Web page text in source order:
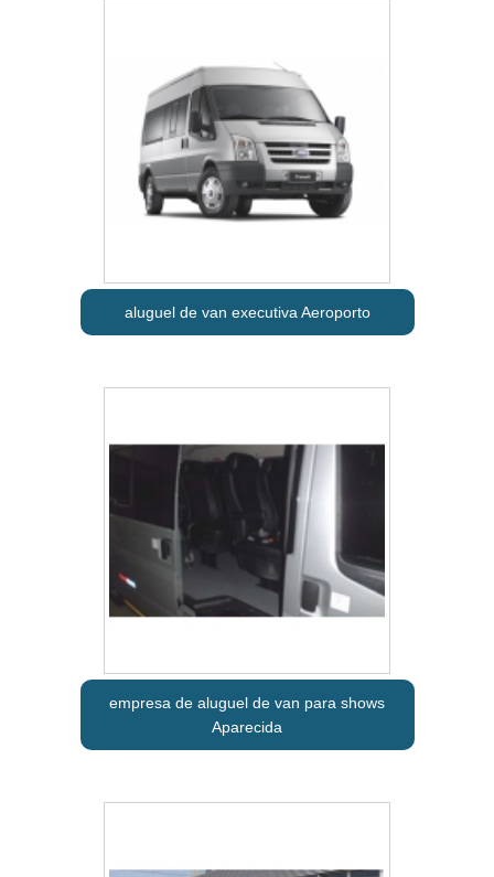
aluguel de van executiva Aeroporto
empresa de aluguel de van para shows
Aparecida